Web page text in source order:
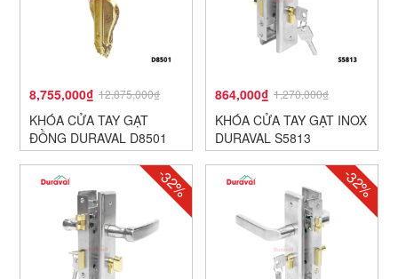
8,755,000₫ 12,875,000₫
KHÓA CỬA TAY GẠT
ĐỒNG DURAVAL D8501
864,000₫ 1,270,000₫
KHÓA CỬA TAY GẠT INOX
DURAVAL S5813
-32% -32%